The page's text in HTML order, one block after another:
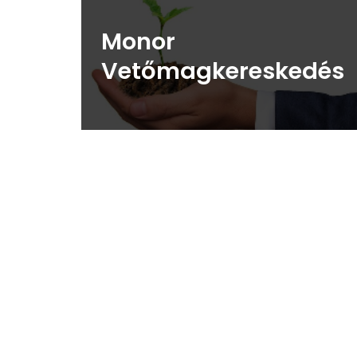
Monor
Vetőmagkereskedés